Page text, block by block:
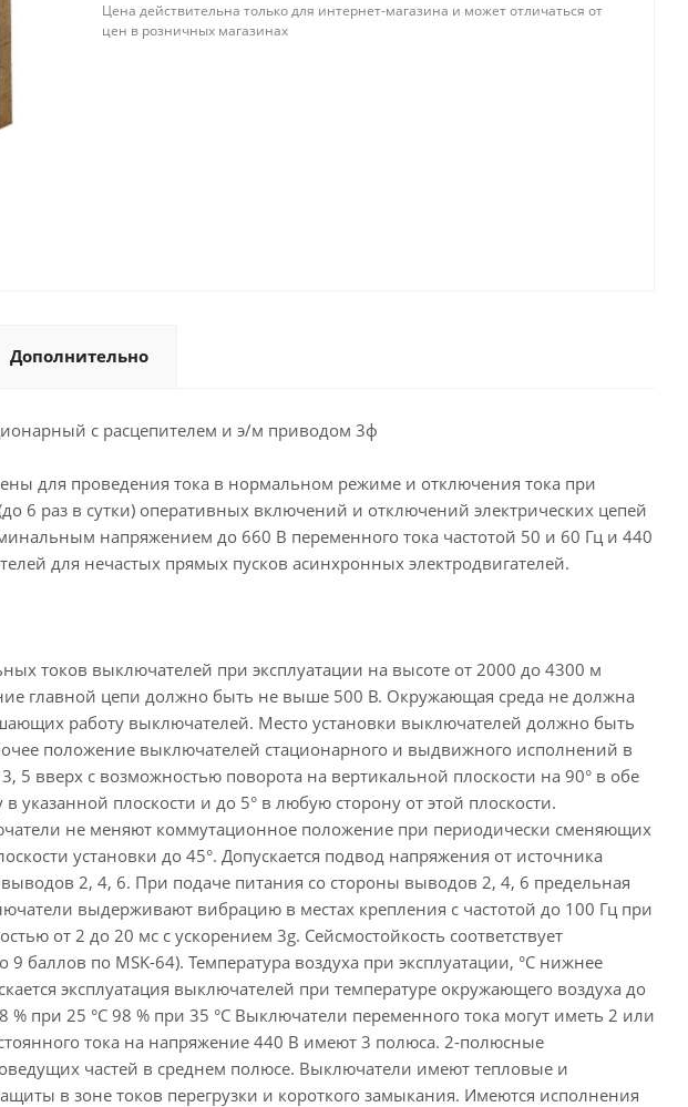
Цена действительна только для интернет-магазина и может отличаться от
цен в розничных магазинах
Дополнительно
с расцепителем и э/м приводом 3ф
для проведения тока в нормальном режиме и отключения тока при
6 раз в сутки) оперативных включений и отключений электрических цепей
напряжением до 660 В переменного тока частотой 50 и 60 Гц и 440
для нечастых прямых пусков асинхронных электродвигателей.
токов выключателей при эксплуатации на высоте от 2000 до 4300 м
главной цепи должно быть не выше 500 В. Окружающая среда не должна
работу выключателей. Место установки выключателей должно быть
положение выключателей стационарного и выдвижного исполнений в
5 вверх с возможностью поворота на вертикальной плоскости на 90° в обе
указанной плоскости и до 5° в любую сторону от этой плоскости.
не меняют коммутационное положение при периодически сменяющих
установки до 45°. Допускается подвод напряжения от источника
2, 4, 6. При подаче питания со стороны выводов 2, 4, 6 предельная
выдерживают вибрацию в местах крепления с частотой до 100 Гц при
от 2 до 20 мс с ускорением 3g. Сейсмостойкость соответствует
по MSK-64). Температура воздуха при эксплуатации, °С нижнее
эксплуатация выключателей при температуре окружающего воздуха до
при 25 °С 98 % при 35 °С Выключатели переменного тока могут иметь 2 или
тока на напряжение 440 В имеют 3 полюса. 2-полюсные
частей в среднем полюсе. Выключатели имеют тепловые и
в зоне токов перегрузки и короткого замыкания. Имеются исполнения